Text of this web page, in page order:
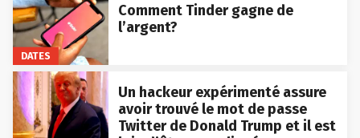
DATES
Comment Tinder gagne de
l’argent?
Un hackeur expérimenté assure
avoir trouvé le mot de passe
Twitter de Donald Trump et il est